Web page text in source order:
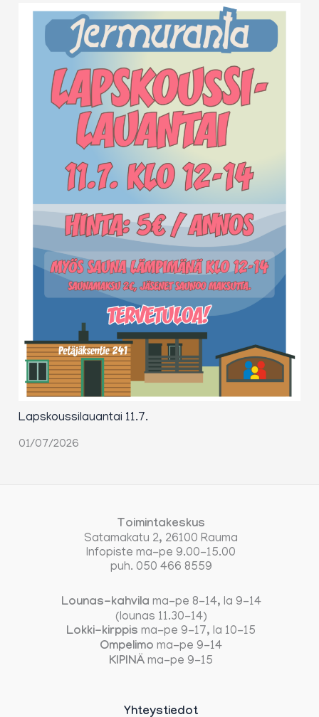
Lapskoussilauantai 11.7.
01/07/2026
Toimintakeskus
Satamakatu 2, 26100 Rauma
Infopiste ma-pe 9.00-15.00
puh. 050 466 8559
Lounas-kahvila ma-pe 8-14, la 9-14
(lounas 11.30-14)
Lokki-kirppis ma-pe 9-17, la 10-15
Ompelimo ma-pe 9-14
KIPINÄ ma-pe 9-15
Yhteystiedot